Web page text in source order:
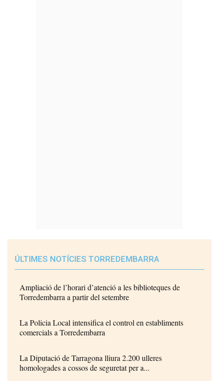
ÚLTIMES NOTÍCIES TORREDEMBARRA
Ampliació de l’horari d’atenció a les biblioteques de
Torredembarra a partir del setembre
La Policia Local intensifica el control en establiments
comercials a Torredembarra
La Diputació de Tarragona lliura 2.200 ulleres
homologades a cossos de seguretat per a...